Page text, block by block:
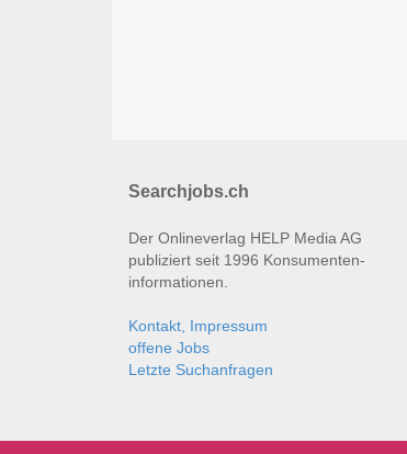
Searchjobs.ch
Der Onlineverlag HELP Media AG
publiziert seit 1996 Konsumenten­
informationen.
Kontakt, Impressum
offene Jobs
Letzte Suchanfragen